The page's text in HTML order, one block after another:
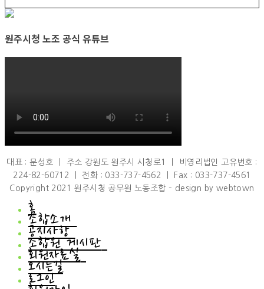
원주시청 노조 공식 유튜브
대표 : 문성호 ㅣ 주소 강원도 원주시 시청로1 ㅣ 비영리법인 고유번호 :
224-82-60712 ㅣ 전화 : 033-737-4562 ㅣ Fax : 033-737-4561
Copyright 2021 원주시청 공무원 노동조합 – design by webtown
홈
조합소개
조합소개
인사말
연혁
조직도
규약/규정
공지사항
공지사항
공지사항
언론브리핑
조합원 게시판
조합원 게시판
하소연
조합원소식
회원자료실
회원자료실
회원자료실
오시는길
로그인